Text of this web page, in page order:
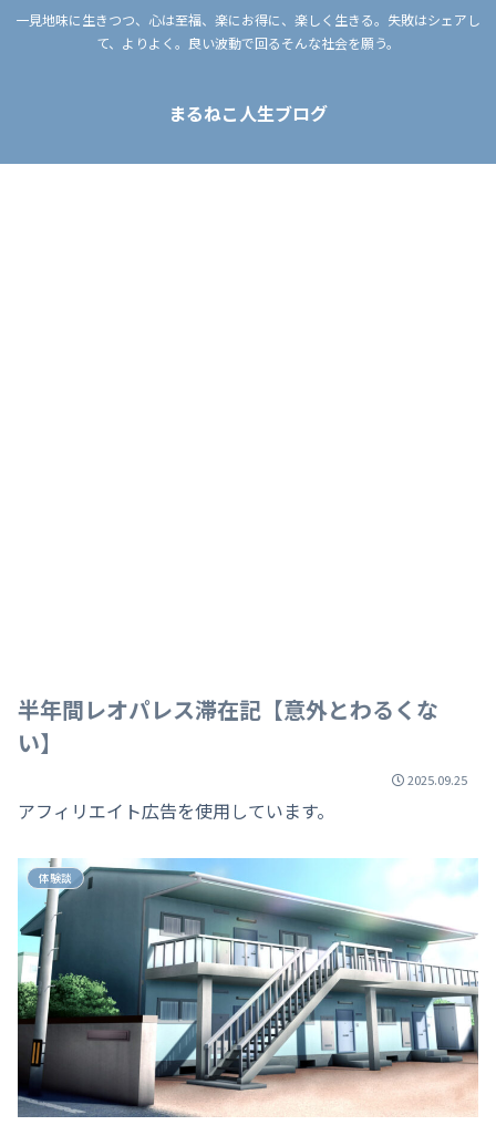
一見地味に生きつつ、心は至福、楽にお得に、楽しく生きる。失敗はシェアし
て、よりよく。良い波動で回るそんな社会を願う。
まるねこ人生ブログ
半年間レオパレス滞在記【意外とわるくな
い】
2025.09.25
アフィリエイト広告を使用しています。
体験談